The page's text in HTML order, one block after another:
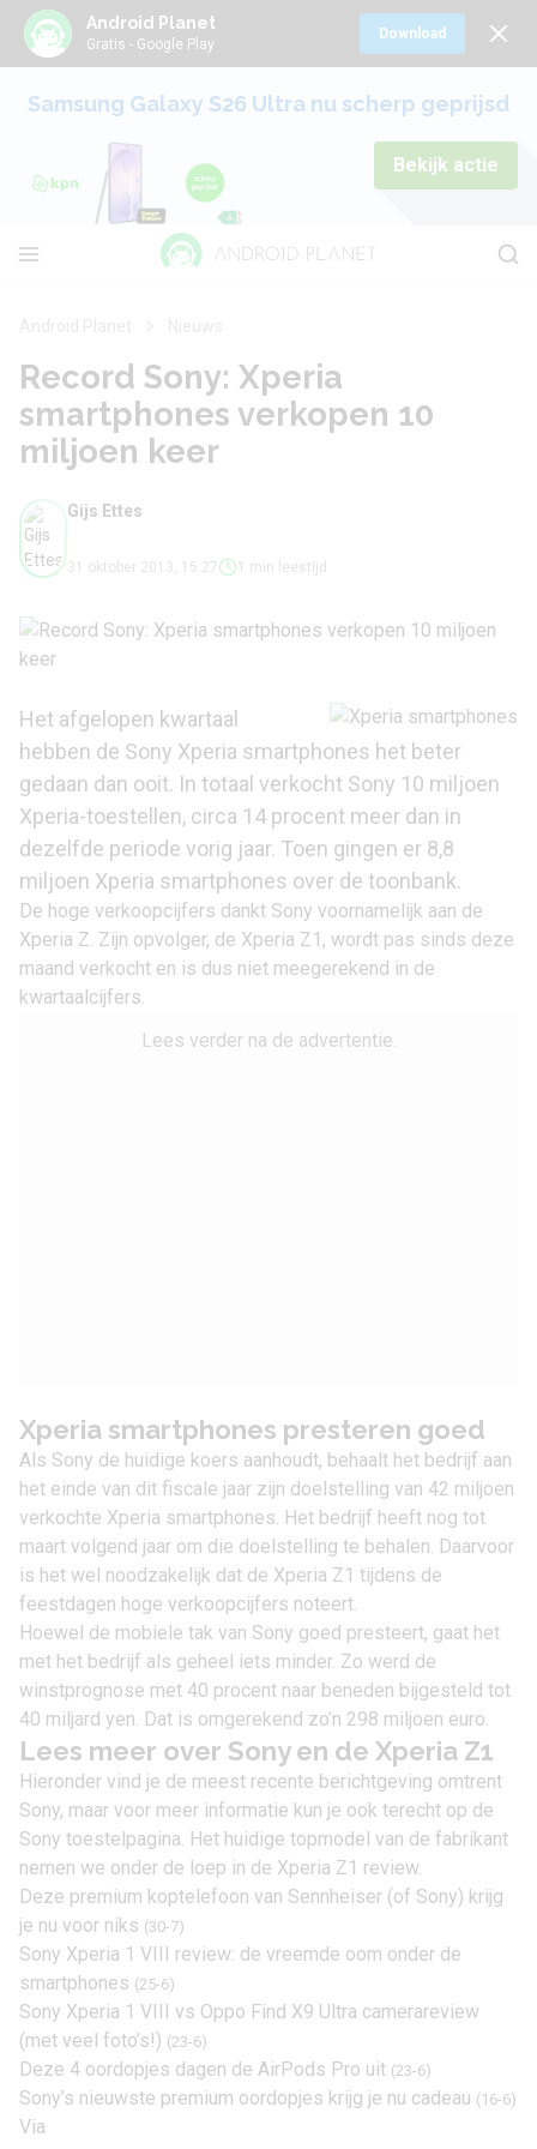
Android Planet
Gratis - Google Play
Download
Samsung Galaxy S26 Ultra nu scherp geprijsd
Bekijk actie
Record Sony: Xperia
smartphones verkopen 10
miljoen keer
Gijs Ettes
31 oktober 2013, 15:27 1 min leestijd
Het afgelopen kwartaal
hebben de Sony Xperia smartphones het beter
gedaan dan ooit. In totaal verkocht Sony 10 miljoen
Xperia-toestellen, circa 14 procent meer dan in
dezelfde periode vorig jaar. Toen gingen er 8,8
miljoen Xperia smartphones over de toonbank.
De hoge verkoopcijfers dankt Sony voornamelijk aan de
Xperia Z. Zijn opvolger, de Xperia Z1 , wordt pas sinds deze
maand verkocht en is dus niet meegerekend in de
kwartaalcijfers.
Lees verder na de advertentie.
Xperia smartphones presteren goed
Als Sony de huidige koers aanhoudt, behaalt het bedrijf aan
het einde van dit fiscale jaar zijn doelstelling van 42 miljoen
verkochte Xperia smartphones. Het bedrijf heeft nog tot
maart volgend jaar om die doelstelling te behalen. Daarvoor
is het wel noodzakelijk dat de Xperia Z1 tijdens de
feestdagen hoge verkoopcijfers noteert.
Hoewel de mobiele tak van Sony goed presteert, gaat het
met het bedrijf als geheel iets minder. Zo werd de
winstprognose met 40 procent naar beneden bijgesteld tot
40 miljard yen. Dat is omgerekend zo’n 298 miljoen euro.
Lees meer over Sony en de Xperia Z1
Hieronder vind je de meest recente berichtgeving omtrent
Sony, maar voor meer informatie kun je ook terecht op de
Sony toestelpagina. Het huidige topmodel van de fabrikant
nemen we onder de loep in de Xperia Z1 review.
Deze premium koptelefoon van Sennheiser (of Sony) krijg
je nu voor niks (30-7)
Sony Xperia 1 VIII review: de vreemde oom onder de
smartphones (25-6)
Sony Xperia 1 VIII vs Oppo Find X9 Ultra camerareview
(met veel foto’s!) (23-6)
Deze 4 oordopjes dagen de AirPods Pro uit (23-6)
Sony’s nieuwste premium oordopjes krijg je nu cadeau (16-6)
Via